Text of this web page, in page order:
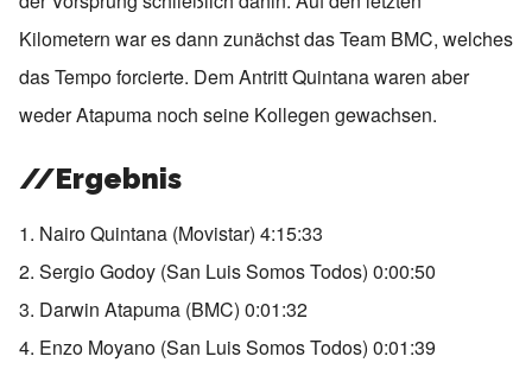
Kilometern war es dann zunächst das Team BMC, welches
das Tempo forcierte. Dem Antritt Quintana waren aber
weder Atapuma noch seine Kollegen gewachsen.
//Ergebnis
1. Nairo Quintana (Movistar) 4:15:33
2. Sergio Godoy (San Luis Somos Todos) 0:00:50
3. Darwin Atapuma (BMC) 0:01:32
4. Enzo Moyano (San Luis Somos Todos) 0:01:39